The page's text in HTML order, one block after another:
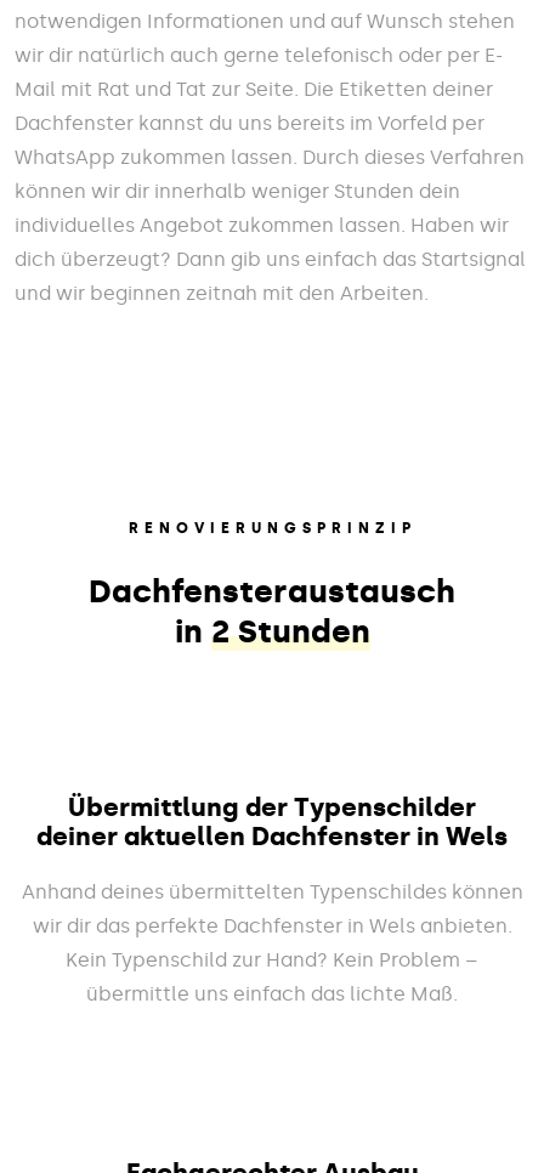
notwendigen Informationen und auf Wunsch stehen
wir dir natürlich auch gerne telefonisch oder per E-
Mail mit Rat und Tat zur Seite. Die Etiketten deiner
Dachfenster kannst du uns bereits im Vorfeld per
WhatsApp zukommen lassen. Durch dieses Verfahren
können wir dir innerhalb weniger Stunden dein
individuelles Angebot zukommen lassen. Haben wir
dich überzeugt? Dann gib uns einfach das Startsignal
und wir beginnen zeitnah mit den Arbeiten.
RENOVIERUNGSPRINZIP
Dachfensteraustausch
in 2 Stunden
Übermittlung der Typenschilder
deiner aktuellen Dachfenster in Wels
Anhand deines übermittelten Typenschildes können
wir dir das perfekte Dachfenster in Wels anbieten.
Kein Typenschild zur Hand? Kein Problem –
übermittle uns einfach das lichte Maß.